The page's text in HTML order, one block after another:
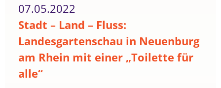
07.05.2022
Stadt – Land – Fluss:
Landesgartenschau in Neuenburg
am Rhein mit einer „Toilette für
alle“